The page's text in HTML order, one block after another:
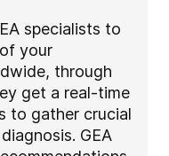
specialists to
your
through
get a real-time
to gather crucial
GEA